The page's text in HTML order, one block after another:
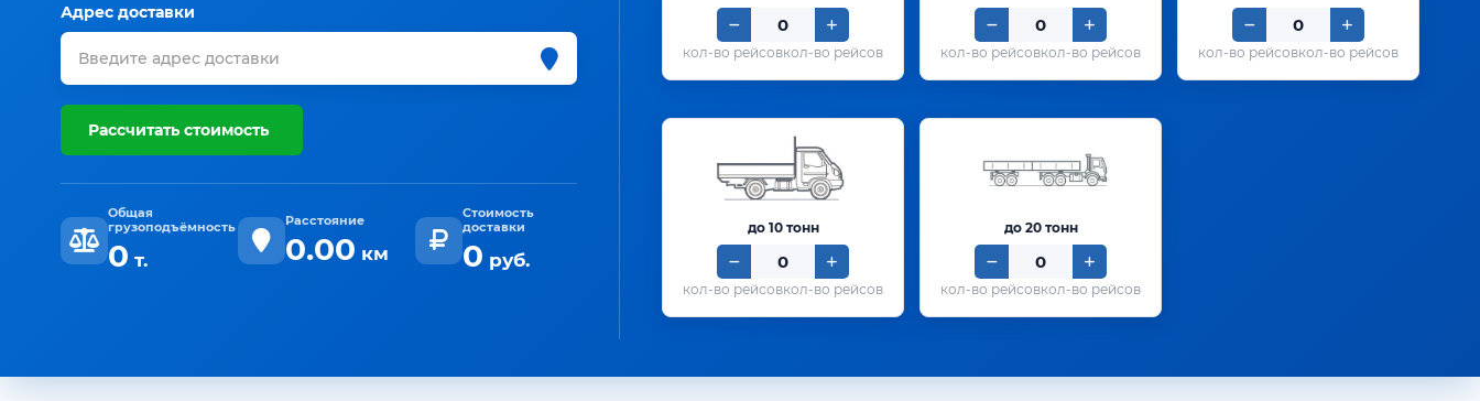
Адрес доставки
Рассчитать стоимость
Общая
грузоподъёмность
0 т.
Расстояние
0.00 км
Стоимость
доставки
0 руб.
кол-во рейсов кол-во рейсов кол-во рейсов
до 10 тонн
кол-во рейсов
до 20 тонн
кол-во рейсов